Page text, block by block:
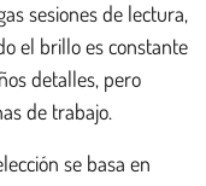
sesiones de lectura,
el brillo es constante
detalles, pero
de trabajo.
se basa en